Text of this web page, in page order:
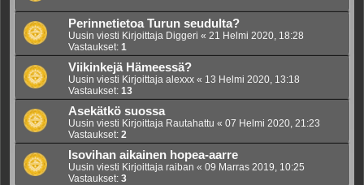
Perinnetietoa Turun seudulta?
Uusin viesti Kirjoittaja Diggeri « 21 Helmi 2020, 18:28
Vastaukset: 1
Viikinkejä Hämeessä?
Uusin viesti Kirjoittaja alexxx « 13 Helmi 2020, 13:18
Vastaukset: 13
Asekätkö suossa
Uusin viesti Kirjoittaja Rautahattu « 07 Helmi 2020, 21:23
Vastaukset: 2
Isovihan aikainen hopea-aarre
Uusin viesti Kirjoittaja raiban « 09 Marras 2019, 10:25
Vastaukset: 3